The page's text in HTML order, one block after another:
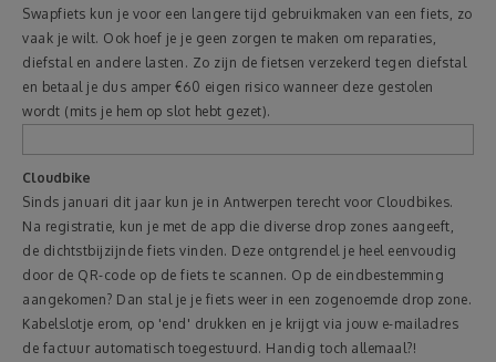
Swapfiets kun je voor een langere tijd gebruikmaken van een fiets, zo
vaak je wilt. Ook hoef je je geen zorgen te maken om reparaties,
diefstal en andere lasten. Zo zijn de fietsen verzekerd tegen diefstal
en betaal je dus amper €60 eigen risico wanneer deze gestolen
wordt (mits je hem op slot hebt gezet).
Cloudbike
Sinds januari dit jaar kun je in Antwerpen terecht voor Cloudbikes.
Na registratie, kun je met de app die diverse drop zones aangeeft,
de dichtstbijzijnde fiets vinden. Deze ontgrendel je heel eenvoudig
door de QR-code op de fiets te scannen. Op de eindbestemming
aangekomen? Dan stal je je fiets weer in een zogenoemde drop zone.
Kabelslotje erom, op 'end' drukken en je krijgt via jouw e-mailadres
de factuur automatisch toegestuurd. Handig toch allemaal?!